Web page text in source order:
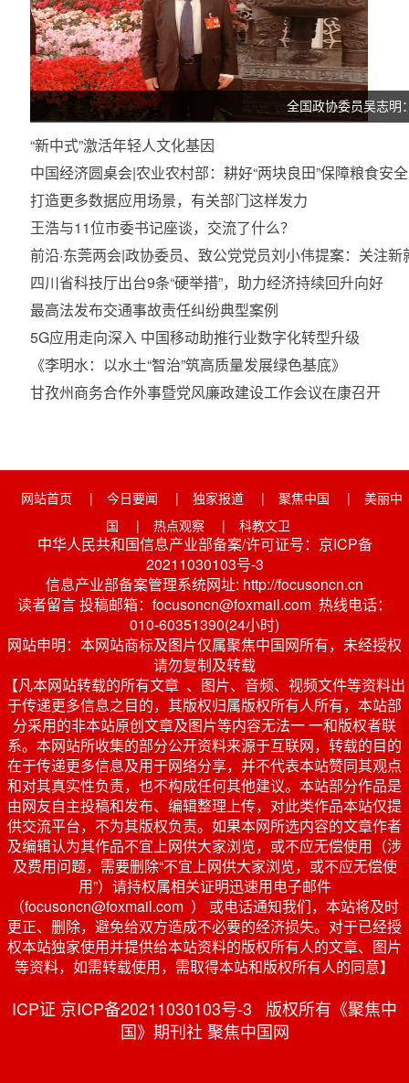
全国政协委员吴志明
“新中式”激活年轻人文化基因
中国经济圆桌会|农业农村部：耕好“两块良田”保障粮食安全
打造更多数据应用场景，有关部门这样发力
王浩与11位市委书记座谈，交流了什么？
前沿·东莞两会|政协委员、致公党党员刘小伟提案：关注新
四川省科技厅出台9条“硬举措”，助力经济持续回升向好
最高法发布交通事故责任纠纷典型案例
5G应用走向深入 中国移动助推行业数字化转型升级
《李明水：以水土“智治”筑高质量发展绿色基底》
甘孜州商务合作外事暨党风廉政建设工作会议在康召开
网站首页 | 今日要闻 | 独家报道 | 聚焦中国 |
美丽中
国
| 热点观察 | 科教文卫
中华人民共和国信息产业部备案/许可证号：京ICP备
20211030103号-3
信息产业部备案管理系统网址: http://focusoncn.cn
读者留言 投稿邮箱：focusoncn@foxmail.com 热线电话：
010-60351390(24小时)
网站申明：本网站商标及图片仅属聚焦中国网所有，未经授权
请勿复制及转载
【凡本网站转载的所有文章 、图片、音频、视频文件等资料出
于传递更多信息之目的，其版权归属版权所有人所有，本站部
分采用的非本站原创文章及图片等内容无法一 一和版权者联
系。本网站所收集的部分公开资料来源于互联网，转载的目的
在于传递更多信息及用于网络分享，并不代表本站赞同其观点
和对其真实性负责，也不构成任何其他建议。本站部分作品是
由网友自主投稿和发布、编辑整理上传，对此类作品本站仅提
供交流平台，不为其版权负责。如果本网所选内容的文章作者
及编辑认为其作品不宜上网供大家浏览，或不应无偿使用（涉
及费用问题，需要删除“不宜上网供大家浏览，或不应无偿使
用”）请持权属相关证明迅速用电子邮件
（focusoncn@foxmail.com ） 或电话通知我们，本站将及时
更正、删除，避免给双方造成不必要的经济损失。对于已经授
权本站独家使用并提供给本站资料的版权所有人的文章、图片
等资料，如需转载使用，需取得本站和版权所有人的同意】
ICP证 京ICP备20211030103号-3 版权所有《聚焦中
国》期刊社 聚焦中国网